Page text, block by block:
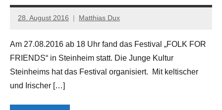
28. August 2016 Matthias Dux
Am 27.08.2016 ab 18 Uhr fand das Festival „FOLK FOR
FRIENDS“ in Steinheim statt. Die Junge Kultur
Steinheims hat das Festival organisiert. Mit keltischer
und Irischer […]